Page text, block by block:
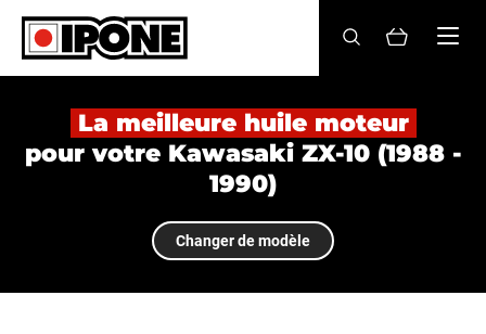
Ipone
HUILES MOTEUR
ENTRETIEN
MAINTENANCE
La meilleure huile moteur
pour votre Kawasaki ZX-10 (1988 -
1990)
Changer de modèle